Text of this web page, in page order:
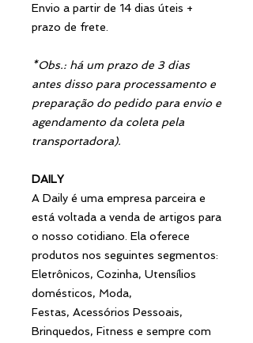
Envio a partir de 14 dias úteis +
prazo de frete.
*Obs.: há um prazo de 3 dias
antes disso para processamento e
preparação do pedido para envio e
agendamento da coleta pela
transportadora).
DAILY
A Daily é uma empresa parceira e
está voltada a venda de artigos para
o nosso cotidiano. Ela oferece
produtos nos seguintes segmentos:
Eletrônicos, Cozinha, Utensílios
domésticos, Moda,
Festas, Acessórios Pessoais,
Brinquedos, Fitness e sempre com